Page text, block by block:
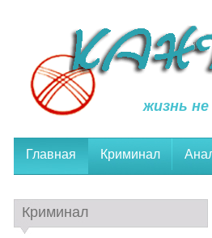
жизнь не
Главная Криминал
Криминал